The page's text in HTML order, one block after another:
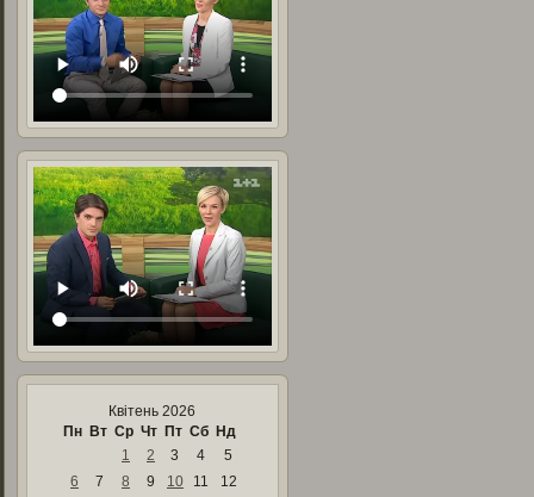
Квітень 2026
Пн Вт Ср Чт Пт Сб Нд
1
2 3 4
5
6
7 8 9 10 11
12